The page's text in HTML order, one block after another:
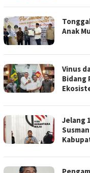
Anak
Vinus
Bidang
Jelang